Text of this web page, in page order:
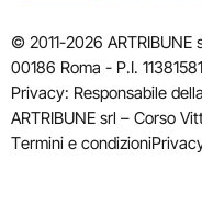
© 2011-2026 ARTRIBUNE
00186 Roma - P.I.
Privacy: Responsabile
ARTRIBUNE srl – Corso
Termini e condizioni